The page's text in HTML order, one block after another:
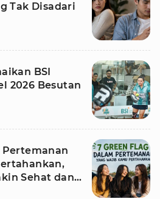
Tak Disadari
BSI
2026 Besutan
Pertemanan
Sehat dan